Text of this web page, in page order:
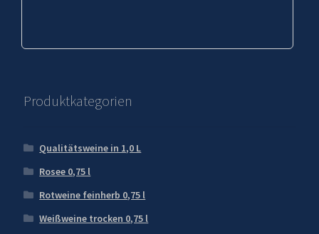
Produktkategorien
Qualitätsweine in 1,0 L
Rosee 0,75 l
Rotweine feinherb 0,75 l
Weißweine trocken 0,75 l